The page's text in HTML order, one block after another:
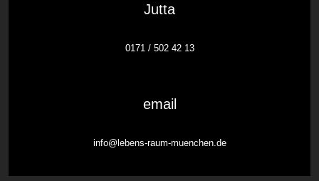
Jutta
0171 / 502 42 13
email
info@lebens-raum-muenchen.de